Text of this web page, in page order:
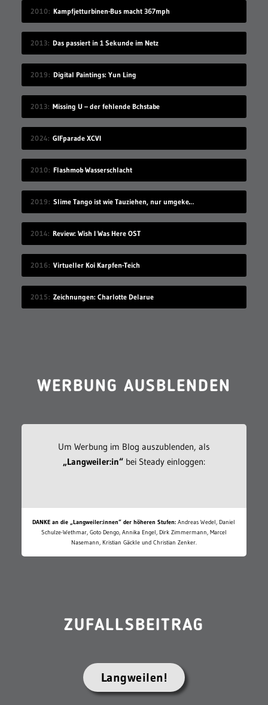
2010 Kampfjetturbinen-Bus macht 367mph
2013 Das passiert in 1 Sekunde im Netz
2019 Digital Paintings: Yun Ling
2013 Missing U – der fehlende Bchstabe
2024 GIFparade XCVI
2010 Flashmob Wasserschlacht
2019 Slime Tango ist wie Tauziehen, nur umgekehrt
2014 Review: Wish I Was Here OST
2016 Virtueller Koi Karpfen-Teich
2015 Zeichnungen: Charlotte Delarue
WERBUNG AUSBLENDEN
Um Werbung im Blog auszublenden, als
„Langweiler:in“bei Steady einloggen:
DANKE an die „Langweiler:innen“ der höheren Stufen: Andreas Wedel, Daniel
Schulze-Wethmar, Goto Dengo, Annika Engel, Dirk Zimmermann, Marcel
Nasemann, Kristian Gäckle und Christian Zenker.
ZUFALLSBEITRAG
Langweilen!